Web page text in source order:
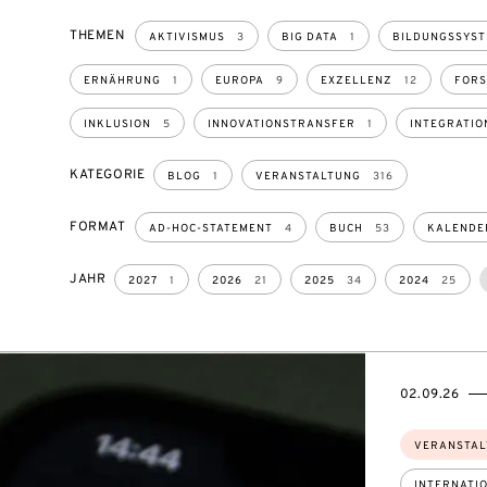
THEMEN AKTIVISMUS 3 BIG DATA 1
ERNÄHRUNG 1 EUROPA 9 EXZELLENZ 12
INKLUSION 5 INNOVATIONSTRANSFER 1
KATEGORIE BLOG 1 VERANSTALTUNG 316
FORMAT AD-HOC-STATEMENT 4 BUCH 53
JAHR 2027 1 2026 21 2025 34 2024 25
Themen:
02.09.26